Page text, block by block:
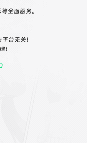
全面服务。
台无关！
！